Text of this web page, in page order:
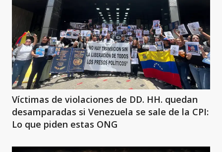
Víctimas de violaciones de DD. HH. quedan
desamparadas si Venezuela se sale de la CPI:
Lo que piden estas ONG